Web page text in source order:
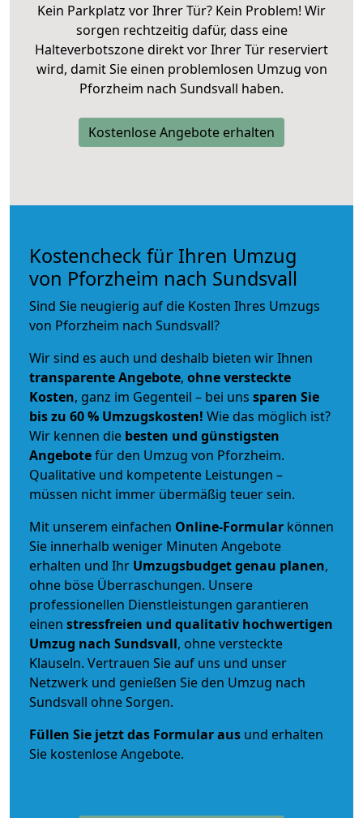
Kein Parkplatz vor Ihrer Tür? Kein Problem! Wir
sorgen rechtzeitig dafür, dass eine
Halteverbotszone direkt vor Ihrer Tür reserviert
wird, damit Sie einen problemlosen Umzug von
Pforzheim nach Sundsvall haben.
Kostenlose Angebote erhalten
Kostencheck für Ihren Umzug
von Pforzheim nach Sundsvall
Sind Sie neugierig auf die Kosten Ihres Umzugs
von Pforzheim nach Sundsvall?
Wir sind es auch und deshalb bieten wir Ihnen
transparente Angebote, ohne versteckte
Kosten, ganz im Gegenteil – bei uns sparen Sie
bis zu 60 % Umzugskosten! Wie das möglich ist?
Wir kennen die besten und günstigsten
Angebotefür den Umzug von Pforzheim.
Qualitative und kompetente Leistungen –
müssen nicht immer übermäßig teuer sein.
Mit unserem einfachen Online-Formular können
Sie innerhalb weniger Minuten Angebote
erhalten und Ihr Umzugsbudgetgenau planen,
ohne böse Überraschungen. Unsere
professionellen Dienstleistungen garantieren
einen stressfreien und qualitativ hochwertigen
Umzug nach Sundsvall, ohne versteckte
Klauseln. Vertrauen Sie auf uns und unser
Netzwerk und genießen Sie den Umzug nach
Sundsvall ohne Sorgen.
Füllen Sie jetzt das Formular aus und erhalten
Sie kostenlose Angebote.